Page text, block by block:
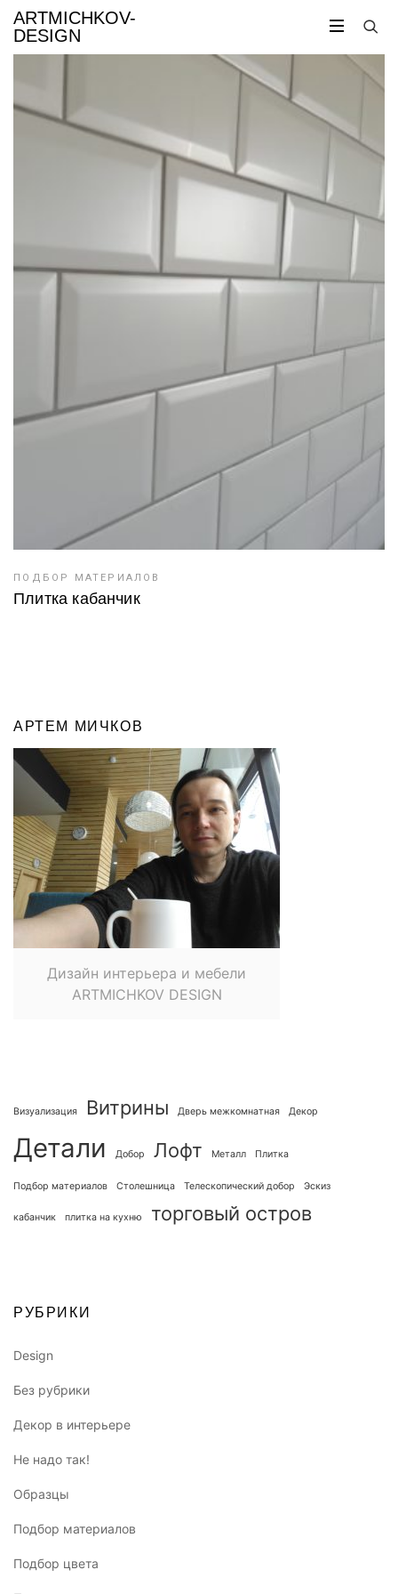
ARTMICHKOV-
DESIGN
ПОДБОР МАТЕРИАЛОВ
Плитка кабанчик
АРТЕМ МИЧКОВ
Дизайн интерьера и мебели
ARTMICHKOV DESIGN
Визуализация Витрины Дверь межкомнатная Декор
Детали Добор Лофт Металл Плитка
Подбор материалов Столешница Телескопический добор Эскиз
кабанчик плитка на кухню торговый остров
РУБРИКИ
Design
Без рубрики
Декор в интерьере
Не надо так!
Образцы
Подбор материалов
Подбор цвета